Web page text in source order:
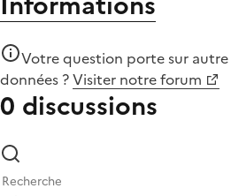
Votre question porte sur
données ?Visiter notre forum
0 discussions